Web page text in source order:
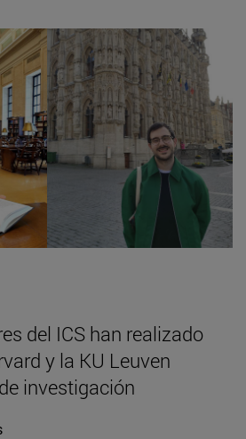
del ICS han realizado
y la KU Leuven
investigación